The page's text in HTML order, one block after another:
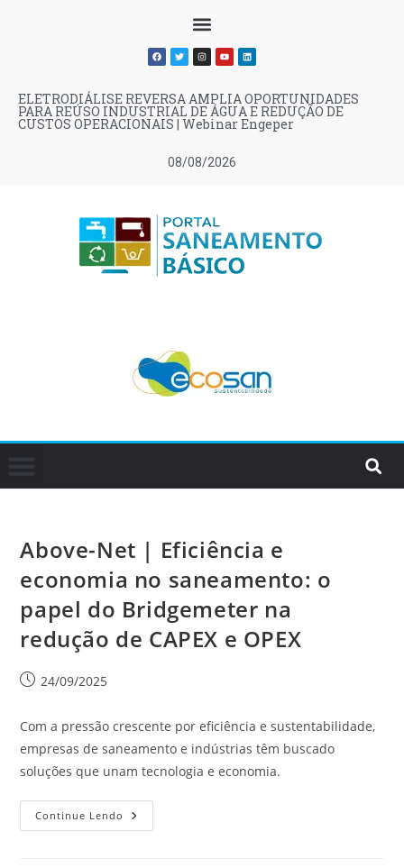
08/08/2026
ELETRODIÁLISE REVERSA AMPLIA OPORTUNIDADES
PARA REÚSO INDUSTRIAL DE ÁGUA E REDUÇÃO DE
CUSTOS OPERACIONAIS | Webinar Engeper
Above-Net | Eficiência e
economia no saneamento: o
papel do Bridgemeter na
redução de CAPEX e OPEX
24/09/2025
Com a pressão crescente por eficiência e sustentabilidade,
empresas de saneamento e indústrias têm buscado
soluções que unam tecnologia e economia.
Continue Lendo